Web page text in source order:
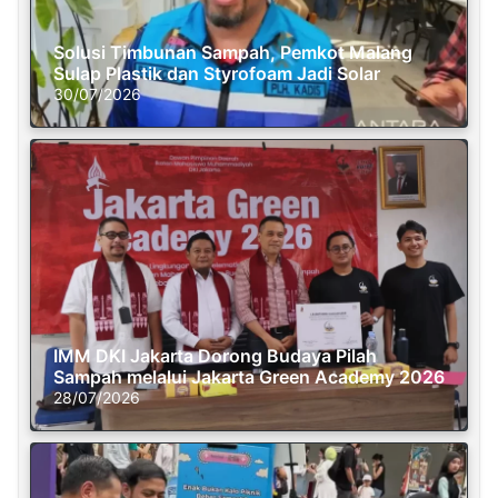
Solusi Timbunan Sampah, Pemkot Malang
Sulap Plastik dan Styrofoam Jadi Solar
30/07/2026
IMM DKI Jakarta Dorong Budaya Pilah
Sampah melalui Jakarta Green Academy 2026
28/07/2026